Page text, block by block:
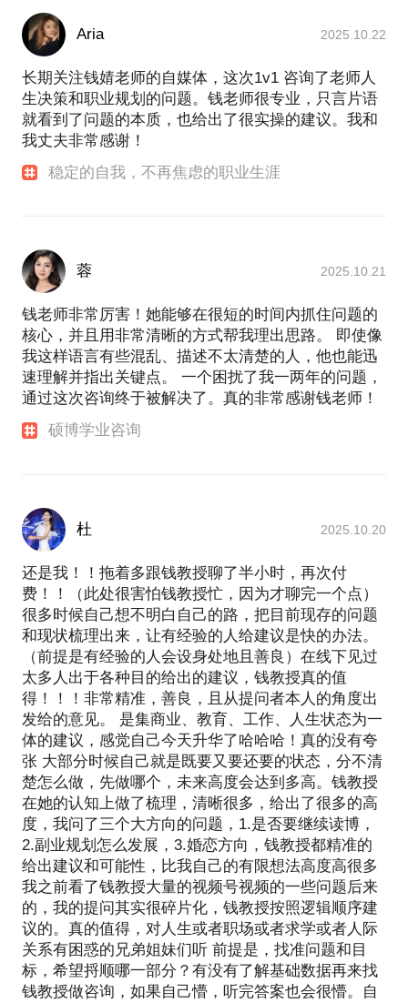
Aria 2025.10.22
长期关注钱婧老师的自媒体，这次1v1 咨询了老师人
生决策和职业规划的问题。钱老师很专业，只言片语
就看到了问题的本质，也给出了很实操的建议。我和
我丈夫非常感谢！
稳定的自我，不再焦虑的职业生涯
蓉 2025.10.21
钱老师非常厉害！她能够在很短的时间内抓住问题的
核心，并且用非常清晰的方式帮我理出思路。 即使像
我这样语言有些混乱、描述不太清楚的人，他也能迅
速理解并指出关键点。 一个困扰了我一两年的问题，
通过这次咨询终于被解决了。真的非常感谢钱老师！
硕博学业咨询
杜 2025.10.20
还是我！！拖着多跟钱教授聊了半小时，再次付
费！！（此处很害怕钱教授忙，因为才聊完一个点）
很多时候自己想不明白自己的路，把目前现存的问题
和现状梳理出来，让有经验的人给建议是快的办法。
（前提是有经验的人会设身处地且善良）在线下见过
太多人出于各种目的给出的建议，钱教授真的值
得！！！非常精准，善良，且从提问者本人的角度出
发给的意见。 是集商业、教育、工作、人生状态为一
体的建议，感觉自己今天升华了哈哈哈！真的没有夸
张 大部分时候自己就是既要又要还要的状态，分不清
楚怎么做，先做哪个，未来高度会达到多高。钱教授
在她的认知上做了梳理，清晰很多，给出了很多的高
度，我问了三个大方向的问题，1.是否要继续读博，
2.副业规划怎么发展，3.婚恋方向，钱教授都精准的
给出建议和可能性，比我自己的有限想法高度高很多
我之前看了钱教授大量的视频号视频的一些问题后来
的，我的提问其实很碎片化，钱教授按照逻辑顺序建
议的。真的值得，对人生或者职场或者求学或者人际
关系有困惑的兄弟姐妹们听 前提是，找准问题和目
标，希望捋顺哪一部分？有没有了解基础数据再来找
钱教授做咨询，如果自己懵，听完答案也会很懵。自